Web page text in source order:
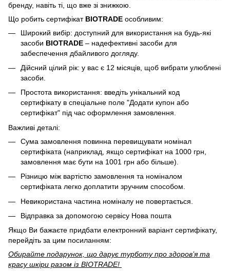
бренду, навіть ті, що вже зі знижкою.
Що робить сертифікат BIOTRADE особливим:
Широкий вибір: доступний для використання на будь-які
засоби BIOTRADE – надефективні засоби для
забеспечення дбайливого догляду.
Дійсний цілий рік: у вас є 12 місяців, щоб вибрати улюблені
засоби.
Простота використання: введіть унікальний код
сертифікату в спеціальне поле "Додати купон або
сертифікат" під час оформлення замовлення.
Важливі деталі:
Сума замовлення повинна перевищувати номінал
сертифіката (наприклад, якщо сертифікат на 1000 грн,
замовлення має бути на 1001 грн або більше).
Різницю між вартістю замовлення та номіналом
сертифіката легко доплатити зручним способом.
Невикористана частина номіналу не повертається.
Відправка за допомогою сервісу Нова пошта
Якщо Ви бажаєте придбати електронний варіант сертифікату,
перейдіть за цим посиланням:
Обирайте подарунок, що дарує турботу про здоров’я та
красу шкіри разом із BIOTRADE!